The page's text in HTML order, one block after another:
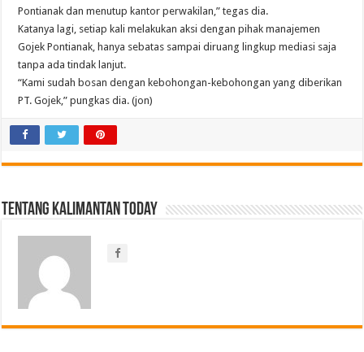
Pontianak dan menutup kantor perwakilan,” tegas dia.
Katanya lagi, setiap kali melakukan aksi dengan pihak manajemen
Gojek Pontianak, hanya sebatas sampai diruang lingkup mediasi saja
tanpa ada tindak lanjut.
“Kami sudah bosan dengan kebohongan-kebohongan yang diberikan
PT. Gojek,” pungkas dia. (jon)
Tentang Kalimantan Today